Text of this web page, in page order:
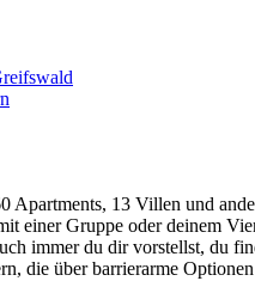
Apartments, 13 Villen und
einer Gruppe oder deinem
immer du dir vorstellst, du
die über barrierarme